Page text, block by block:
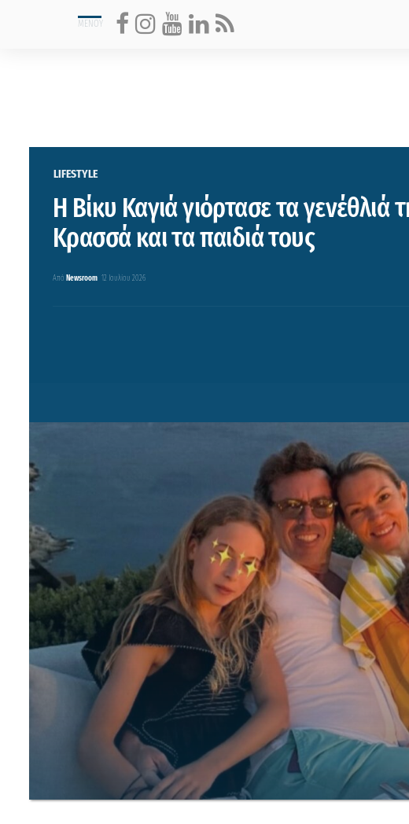
LIFESTYLE
Η Βίκυ Καγιά γιόρτασε τα γενέθλιά
Κρασσά και τα παιδιά τους
Από Newsroom 12 Ιουλίου 2026